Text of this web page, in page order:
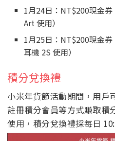
1月24日：NT$200現金
Art 使用）
1月25日：NT$200現金
耳機 2S 使用）
積分兌換禮
小米年貨節活動期間，用戶
註冊積分會員等方式賺取積
使用，積分兌換禮採每日